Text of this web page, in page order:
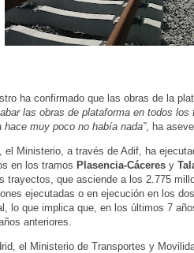
ha confirmado que las obras de la
las obras de plataforma en todos
muy poco no había nada”, ha
el Ministerio, a través de Adif, ha
en los tramos Plasencia-Cáceres y
trayectos, que asciende a los 2.775
ejecutadas o en ejecución en los
lo que implica que, en los últimos 7
anteriores.
el Ministerio de Transportes y